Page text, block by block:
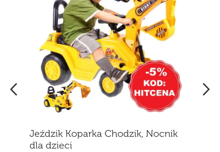
Jeździk Koparka Chodzik, Nocnik
dla dzieci